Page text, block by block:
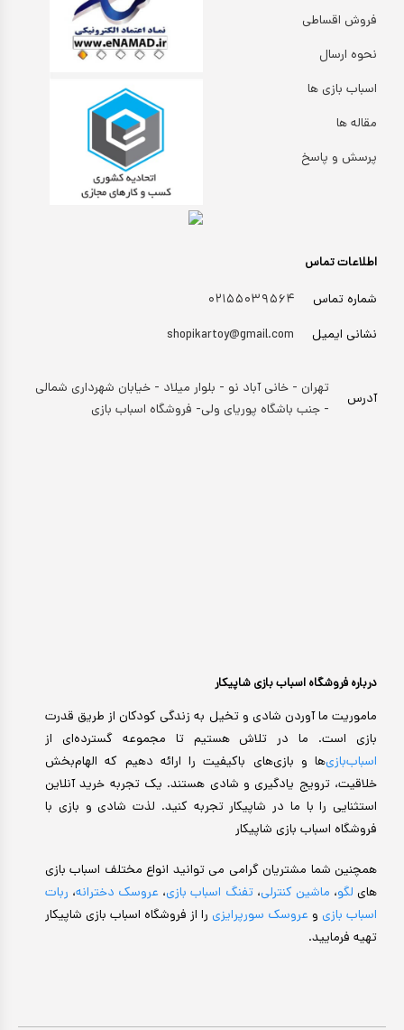
درباره فروشگاه اسباب بازی شاپیکار
ماموریت ما آوردن شادی و تخیل به زندگی کودکان از طریق قدرت
بازی است. ما در تلاش هستیم تا مجموعه گسترده‌ای از
اسباب‌بازی‌ها و بازی‌های باکیفیت را ارائه دهیم که الهام‌بخش
خلاقیت، ترویج یادگیری و شادی هستند. یک تجربه خرید آنلاین
استثنایی را با ما در شاپیکار تجربه کنید. لذت شادی و بازی با
فروشگاه اسباب بازی شاپیکار
همچنین شما مشتریان گرامی می توانید انواع مختلف اسباب بازی
های لگو، ماشین کنترلی،تفنگ اسباب بازی، عروسک دخترانه، ربات
اسباب بازی و عروسک سورپرایزی را از فروشگاه اسباب بازی شاپیکار
تهیه فرمایید.
اطلاعات تماس
شماره تماس
۰۲۱۵۵۰۳۹۵۶۴
نشانی ایمیل
shopikartoy@gmail.com
آدرس
تهران - خانی آباد نو - بلوار میلاد - خیابان شهرداری شمالی
- جنب باشگاه پوریای ولی- فروشگاه اسباب بازی
فروش اقساطی
نحوه ارسال
اسباب بازی ها
مقاله ها
پرسش و پاسخ